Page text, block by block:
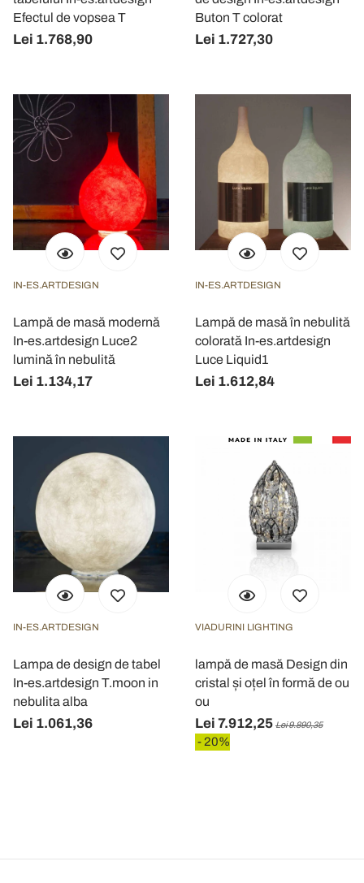
Efectul de vopsea T
Lei 1.768,90
Buton T colorat
Lei 1.727,30
IN-ES.ARTDESIGN
Lampă de masă modernă
In-es.artdesign Luce2
lumină în nebulită
Lei 1.134,17
IN-ES.ARTDESIGN
Lampă de masă în nebulită
colorată In-es.artdesign
Luce Liquid1
Lei 1.612,84
IN-ES.ARTDESIGN
Lampa de design de tabel
In-es.artdesign T.moon in
nebulita alba
Lei 1.061,36
VIADURINI LIGHTING
lampă de masă Design din
cristal și oțel în formă de ou
ou
Lei 7.912,25 Lei 9.890,35
- 20%